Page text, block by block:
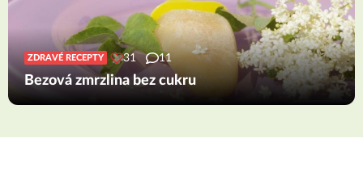
ZDRAVÉ RECEPTY 31 11
Bezová zmrzlina bez cukru